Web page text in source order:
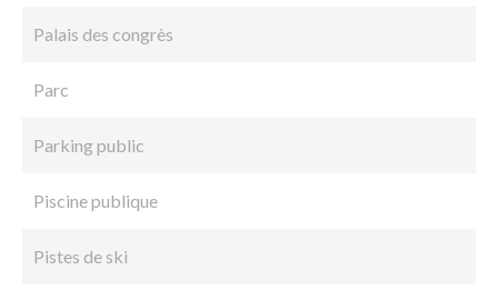
Palais des congrès
Parc
Parking public
Piscine publique
Pistes de ski